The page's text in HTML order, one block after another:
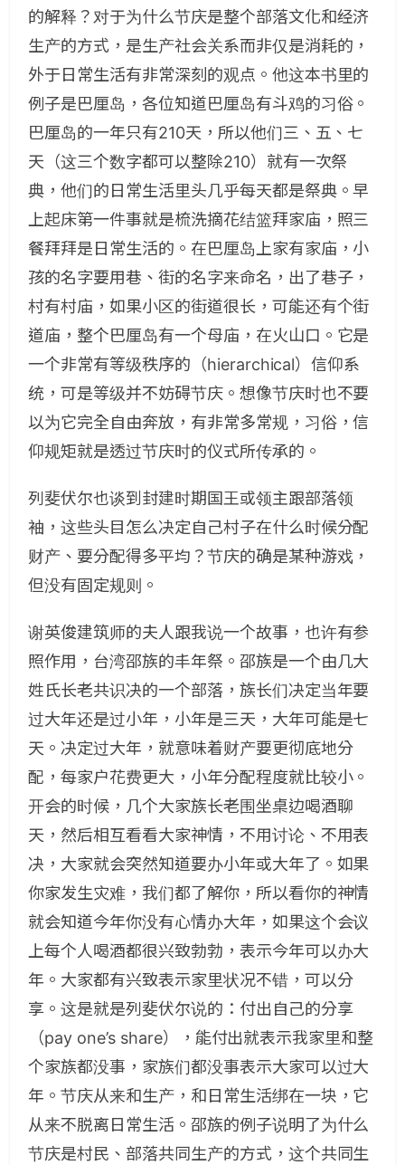
的解释？对于为什么节庆是整个部落文化和经济
生产的方式，是生产社会关系而非仅是消耗的，
外于日常生活有非常深刻的观点。他这本书里的
例子是巴厘岛，各位知道巴厘岛有斗鸡的习俗。
巴厘岛的一年只有210天，所以他们三、五、七
天（这三个数字都可以整除210）就有一次祭
典，他们的日常生活里头几乎每天都是祭典。早
上起床第一件事就是梳洗摘花结篮拜家庙，照三
餐拜拜是日常生活的。在巴厘岛上家有家庙，小
孩的名字要用巷、街的名字来命名，出了巷子，
村有村庙，如果小区的街道很长，可能还有个街
道庙，整个巴厘岛有一个母庙，在火山口。它是
一个非常有等级秩序的（hierarchical）信仰系
统，可是等级并不妨碍节庆。想像节庆时也不要
以为它完全自由奔放，有非常多常规，习俗，信
仰规矩就是透过节庆时的仪式所传承的。
列斐伏尔也谈到封建时期国王或领主跟部落领
袖，这些头目怎么决定自己村子在什么时候分配
财产、要分配得多平均？节庆的确是某种游戏，
但没有固定规则。
谢英俊建筑师的夫人跟我说一个故事，也许有参
照作用，台湾邵族的丰年祭。邵族是一个由几大
姓氏长老共识决的一个部落，族长们决定当年要
过大年还是过小年，小年是三天，大年可能是七
天。决定过大年，就意味着财产要更彻底地分
配，每家户花费更大，小年分配程度就比较小。
开会的时候，几个大家族长老围坐桌边喝酒聊
天，然后相互看看大家神情，不用讨论、不用表
决，大家就会突然知道要办小年或大年了。如果
你家发生灾难，我们都了解你，所以看你的神情
就会知道今年你没有心情办大年，如果这个会议
上每个人喝酒都很兴致勃勃，表示今年可以办大
年。大家都有兴致表示家里状况不错，可以分
享。这是就是列斐伏尔说的：付出自己的分享
（pay one’s share），能付出就表示我家里和整
个家族都没事，家族们都没事表示大家可以过大
年。节庆从来和生产，和日常生活绑在一块，它
从来不脱离日常生活。邵族的例子说明了为什么
节庆是村民、部落共同生产的方式，这个共同生